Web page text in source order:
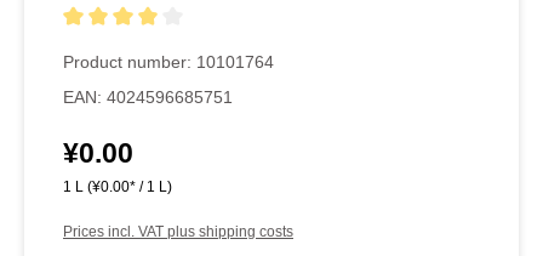
Product number: 10101764
EAN: 4024596685751
Regular price:
¥0.00
1 L (¥0.00* / 1 L)
Prices incl. VAT plus shipping costs